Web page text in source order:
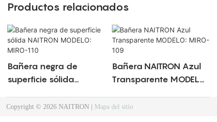
Productos relacionados
Bañera negra de
superficie sólida
MIRO-110
Bañera NAITRON Azul
Transparente MODELO:
Copyright © 2026 NAITRON | Mapa del sitio